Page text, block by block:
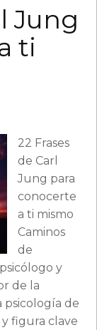
Jung
ti
22 Frases
de Carl
Jung para
conocerte
a ti mismo
Caminos
de
y
de la
psicología de
figura clave